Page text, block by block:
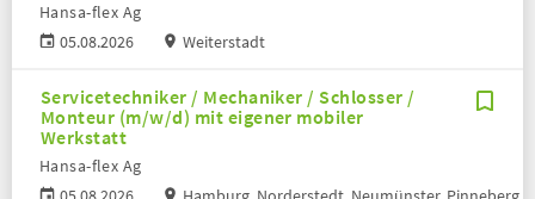
05.08.2026
Hansa-flex Ag
Weiterstadt
Servicetechniker / Mechaniker / Schlosser /
Monteur (m/w/d) mit eigener mobiler
Werkstatt
Hansa-flex Ag